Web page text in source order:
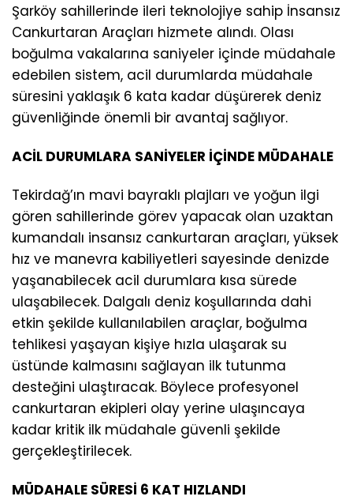
Şarköy sahillerinde ileri teknolojiye sahip İnsansız
Cankurtaran Araçları hizmete alındı. Olası
boğulma vakalarına saniyeler içinde müdahale
edebilen sistem, acil durumlarda müdahale
süresini yaklaşık 6 kata kadar düşürerek deniz
güvenliğinde önemli bir avantaj sağlıyor.
ACİL DURUMLARA SANİYELER İÇİNDE MÜDAHALE
Tekirdağ’ın mavi bayraklı plajları ve yoğun ilgi
gören sahillerinde görev yapacak olan uzaktan
kumandalı insansız cankurtaran araçları, yüksek
hız ve manevra kabiliyetleri sayesinde denizde
yaşanabilecek acil durumlara kısa sürede
ulaşabilecek. Dalgalı deniz koşullarında dahi
etkin şekilde kullanılabilen araçlar, boğulma
tehlikesi yaşayan kişiye hızla ulaşarak su
üstünde kalmasını sağlayan ilk tutunma
desteğini ulaştıracak. Böylece profesyonel
cankurtaran ekipleri olay yerine ulaşıncaya
kadar kritik ilk müdahale güvenli şekilde
gerçekleştirilecek.
MÜDAHALE SÜRESİ 6 KAT HIZLANDI